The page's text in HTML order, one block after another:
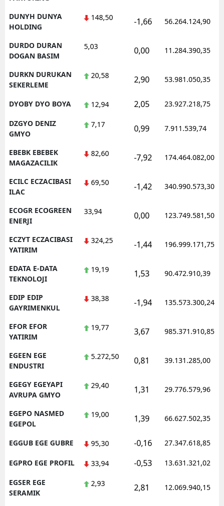
DUNYH DUNYA
HOLDING
148,50 -1,66 56.264.124,90
DURDO DURAN
DOGAN BASIM
5,03 0,00 11.284.390,35
DURKN DURUKAN
SEKERLEME
20,58 2,90 53.981.050,35
DYOBY DYO BOYA 12,94 2,05 23.927.218,75
DZGYO DENIZ
GMYO
7,17 0,99 7.911.539,74
EBEBK EBEBEK
MAGAZACILIK
82,60 -7,92 174.464.082,00
ECILC ECZACIBASI
ILAC
69,50 -1,42 340.990.573,30
ECOGR ECOGREEN
ENERJI
33,94 0,00 123.749.581,50
ECZYT ECZACIBASI
YATIRIM
324,25 -1,44 196.999.171,75
EDATA E-DATA
TEKNOLOJI
19,19 1,53 90.472.910,39
EDIP EDIP
GAYRIMENKUL
38,38 -1,94 135.573.300,24
EFOR EFOR
YATIRIM
19,77 3,67 985.371.910,85
EGEEN EGE
ENDUSTRI
5.272,50 0,81 39.131.285,00
EGEGY EGEYAPI
AVRUPA GMYO
29,40 1,31 29.776.579,96
EGEPO NASMED
EGEPOL
19,00 1,39 66.627.502,35
EGGUB EGE GUBRE 95,30 -0,16 27.347.618,85
EGPRO EGE PROFIL 33,94 -0,53 13.631.321,02
EGSER EGE
SERAMIK
2,93 2,81 12.069.940,15